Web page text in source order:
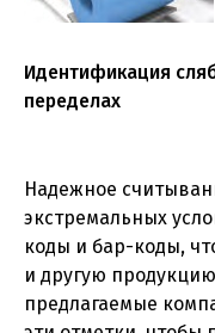
Идентификация
переделах
Надежное
экстремальных
коды и бар-коды,
и другую
предлагаемые